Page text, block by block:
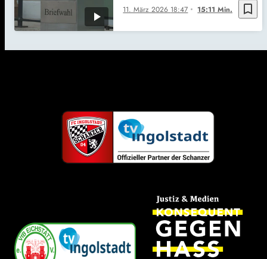
bookmark_border
11. März 2026 18:47 15:11 Min.